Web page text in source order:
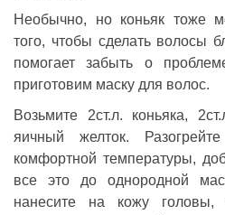
Необычно, но коньяк тоже
того, чтобы сделать волосы
помогает забыть о
приготовим маску для волос.
Возьмите 2ст.л. коньяка,
яичный желток.
комфортной температуры,
все это до однородной
нанесите на кожу головы,